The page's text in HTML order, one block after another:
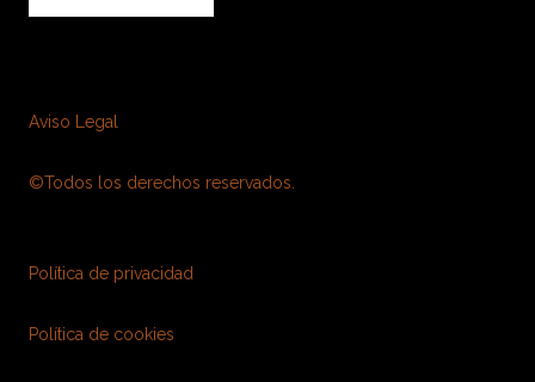
Aviso Legal
©Todos los derechos reservados.
Política de privacidad
Política de cookies